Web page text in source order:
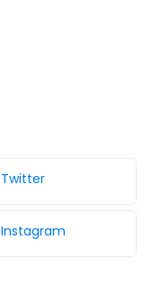
Twitter
Instagram